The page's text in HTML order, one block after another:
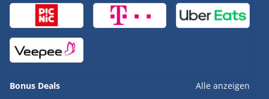
Bonus Deals Alle anzeigen